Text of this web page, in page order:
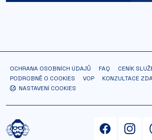
OCHRANA OSOBNÍCH ÚDAJŮ FAQ
CENÍK
PODROBNĚ O COOKIES
VOP
KONZULTACE
NASTAVENÍ COOKIES